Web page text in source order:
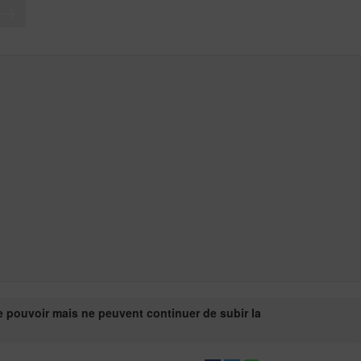
pouvoir mais ne peuvent continuer de subir la